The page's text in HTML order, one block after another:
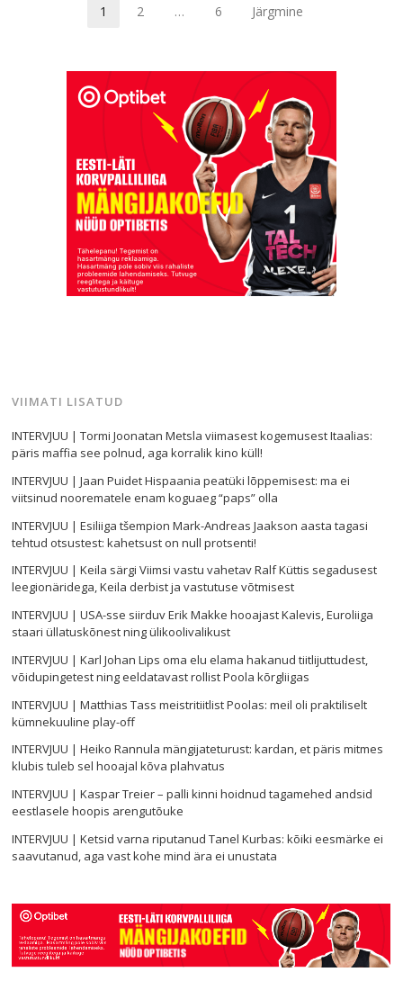
Page
1 Page
2 … Page
6 Järgmine
VIIMATI LISATUD
INTERVJUU | Tormi Joonatan Metsla viimasest kogemusest Itaalias:
päris maffia see polnud, aga korralik kino küll!
INTERVJUU | Jaan Puidet Hispaania peatüki lõppemisest: ma ei
viitsinud noorematele enam koguaeg “paps” olla
INTERVJUU | Esiliiga tšempion Mark-Andreas Jaakson aasta tagasi
tehtud otsustest: kahetsust on null protsenti!
INTERVJUU | Keila särgi Viimsi vastu vahetav Ralf Küttis segadusest
leegionäridega, Keila derbist ja vastutuse võtmisest
INTERVJUU | USA-sse siirduv Erik Makke hooajast Kalevis, Euroliiga
staari üllatuskõnest ning ülikoolivalikust
INTERVJUU | Karl Johan Lips oma elu elama hakanud tiitlijuttudest,
võidupingetest ning eeldatavast rollist Poola kõrgliigas
INTERVJUU | Matthias Tass meistritiitlist Poolas: meil oli praktiliselt
kümnekuuline play-off
INTERVJUU | Heiko Rannula mängijateturust: kardan, et päris mitmes
klubis tuleb sel hooajal kõva plahvatus
INTERVJUU | Kaspar Treier – palli kinni hoidnud tagamehed andsid
eestlasele hoopis arengutõuke
INTERVJUU | Ketsid varna riputanud Tanel Kurbas: kõiki eesmärke ei
saavutanud, aga vast kohe mind ära ei unustata